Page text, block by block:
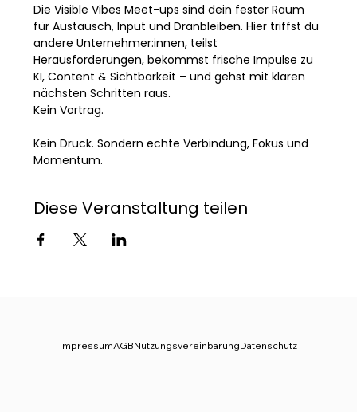
Die Visible Vibes Meet-ups sind dein fester Raum
für Austausch, Input und Dranbleiben. Hier triffst du
andere Unternehmer:innen, teilst
Herausforderungen, bekommst frische Impulse zu
KI, Content & Sichtbarkeit – und gehst mit klaren
nächsten Schritten raus.
Kein Vortrag.
Kein Druck. Sondern echte Verbindung, Fokus und
Momentum.
Diese Veranstaltung teilen
Datenschutz
Nutzungsvereinbarung
AGB
Impressum